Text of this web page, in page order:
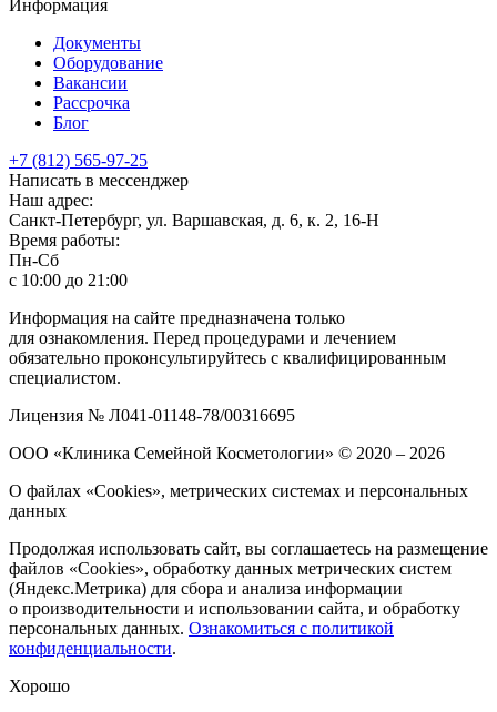
Информация
Документы
Оборудование
Вакансии
Рассрочка
Блог
+7 (812) 565-97-25
Написать в мессенджер
Наш адрес:
Санкт-Петербург, ул. Варшавская, д. 6, к. 2, 16-Н
Время работы:
Пн-Сб
с 10:00 до 21:00
Информация на сайте предназначена только
для ознакомления. Перед процедурами и лечением
обязательно проконсультируйтесь с квалифицированным
специалистом.
Лицензия № Л041-01148-78/00316695
ООО «Клиника Семейной Косметологии» © 2020 – 2026
О файлах «Cookies», метрических системах и персональных
данных
Продолжая использовать сайт, вы соглашаетесь на размещение
файлов «Cookies», обработку данных метрических систем
(Яндекс.Метрика) для сбора и анализа информации
о производительности и использовании сайта, и обработку
персональных данных. Ознакомиться с политикой
конфиденциальности.
Хорошо